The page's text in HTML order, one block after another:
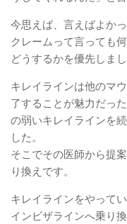
今思えば、言えばよか
クレームって言っても
どうするかを優先しまし
キレイラインは他のマ
了することが魅力だっ
の弱いキレイラインを
した。
そこでその医師から提
り換えです。
キレイラインをやって
インビザラインへ乗り